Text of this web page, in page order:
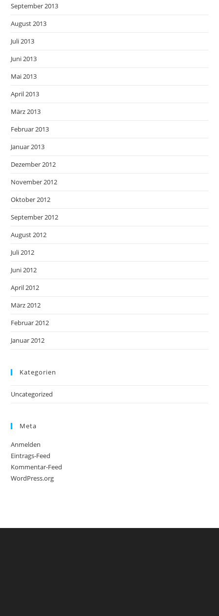
September 2013
August 2013
Juli 2013
Juni 2013
Mai 2013
April 2013
März 2013
Februar 2013
Januar 2013
Dezember 2012
November 2012
Oktober 2012
September 2012
August 2012
Juli 2012
Juni 2012
April 2012
März 2012
Februar 2012
Januar 2012
Kategorien
Uncategorized
Meta
Anmelden
Eintrags-Feed
Kommentar-Feed
WordPress.org